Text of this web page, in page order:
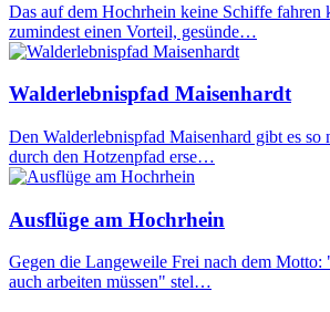
Das auf dem Hochrhein keine Schiffe fahren
zumindest einen Vorteil, gesünde…
Walderlebnispfad Maisenhardt
Den Walderlebnispfad Maisenhard gibt es so
durch den Hotzenpfad erse…
Ausflüge am Hochrhein
Gegen die Langeweile Frei nach dem Motto:
auch arbeiten müssen" stel…